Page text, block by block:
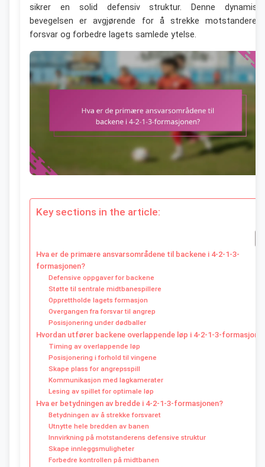
sikrer en solid defensiv struktur. Denne
bevegelsen er avgjørende for å strekke
forsvar og forbedre lagets samlede ytelse.
Key sections in the article:
Hva er de primære ansvarsområdene til backene i 4-2-1-3-
formasjonen?
Defensive oppgaver for backene
Støtte til sentrale midtbanespillere
Opprettholde lagets formasjon
Overgangen fra forsvar til angrep
Posisjonering under dødballer
Hvordan utfører backene overlappende løp i 4-2-1-3-
Timing av overlappende løp
Posisjonering i forhold til vingene
Skape plass for angrepsspill
Kommunikasjon med lagkamerater
Lesing av spillet for optimale løp
Hva er betydningen av bredde i 4-2-1-3-formasjonen?
Betydningen av å strekke forsvaret
Utnytte hele bredden av banen
Innvirkning på motstanderens defensive struktur
Skape innleggsmuligheter
Forbedre kontrollen på midtbanen